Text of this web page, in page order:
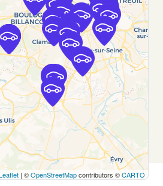
- VELIZY (C)
5.3 km
BREGUET
- VELIZY (D)
5.3 km
BREGUET
| ©OpenStreetMapcontributors ©CARTO